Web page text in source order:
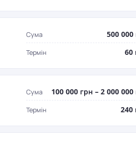
Сума 500 000
Термін 60
Сума 100 000 грн – 2 000 000
Термін 240